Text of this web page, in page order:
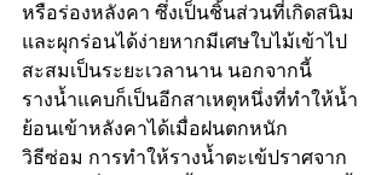
หรือร่องหลังคา ซึ่งเป็นชิ้นส่วนที่เกิดสนิม
และผุกร่อนได้ง่ายหากมีเศษใบไม้เข้าไป
สะสมเป็นระยะเวลานาน นอกจากนี้
รางน้ำแคบก็เป็นอีกสาเหตุหนึ่งที่ทำให้น้ำ
ย้อนเข้าหลังคาได้เมื่อฝนตกหนัก
วิธีซ่อม การทำให้รางน้ำตะเข้ปราศจาก